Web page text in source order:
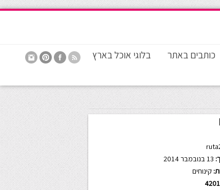
כותבים באתר בלוגי אוכל בארץ
קינוחים
4201